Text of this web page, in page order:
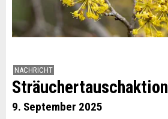
NACHRICHT
Sträuchertauschaktion
9. September 2025